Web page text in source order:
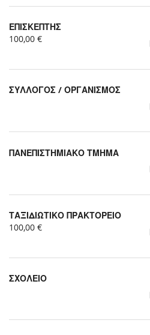
Προϊόντα
Uncategorized
ΕΠΙΣΚΕΠΤΗΣ
100,00 €
ΣΥΛΛΟΓΟΣ / ΟΡΓΑΝΙΣΜΟΣ
ΠΑΝΕΠΙΣΤΗΜΙΑΚΟ ΤΜΗΜΑ
ΤΑΞΙΔΙΩΤΙΚΟ ΠΡΑΚΤΟΡΕΙΟ
100,00 €
ΣΧΟΛΕΙΟ